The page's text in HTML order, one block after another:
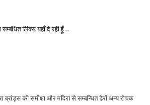
लिंक्स यहाँ दे रही हूँ --
की समीक्षा और मदिरा से सम्बन्धित ढेरों अन्य रोचक